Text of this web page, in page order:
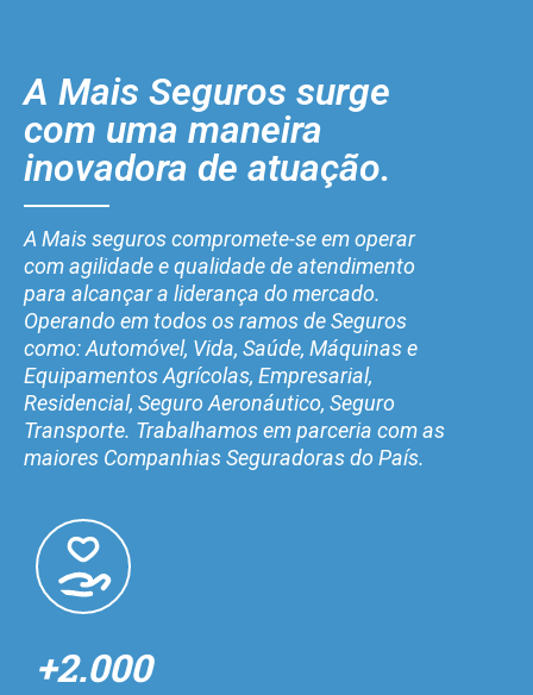
A Mais Seguros surge
com uma maneira
inovadora de atuação.
A Mais seguros compromete-se em operar
com agilidade e qualidade de atendimento
para alcançar a liderança do mercado.
Operando em todos os ramos de Seguros
como: Automóvel, Vida, Saúde, Máquinas e
Equipamentos Agrícolas, Empresarial,
Residencial, Seguro Aeronáutico, Seguro
Transporte. Trabalhamos em parceria com as
maiores Companhias Seguradoras do País.
+2.000